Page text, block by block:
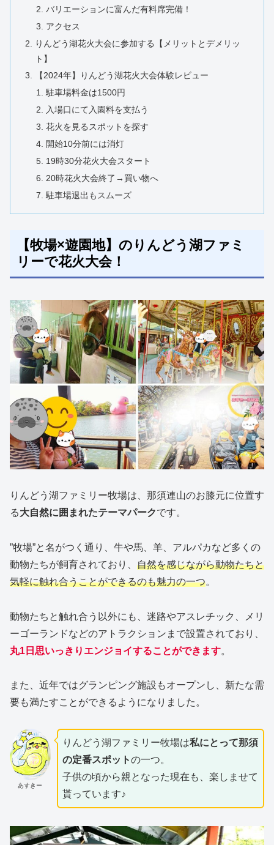
バリエーションに富んだ有料席完備！
アクセス
りんどう湖花火大会に参加する【メリットとデメリッ
ト】
【2024年】りんどう湖花火大会体験レビュー
駐車場料金は1500円
入場口にて入園料を支払う
花火を見るスポットを探す
開始10分前には消灯
19時30分花火大会スタート
20時花火大会終了→買い物へ
駐車場退出もスムーズ
【牧場×遊園地】のりんどう湖ファミ
リーで花火大会！
りんどう湖ファミリー牧場は、那須連山のお膝元に位置す
る大自然に囲まれたテーマパークです。
”牧場”と名がつく通り、牛や馬、羊、アルパカなど多くの
動物たちが飼育されており、 自然を感じながら動物たちと
気軽に触れ合うことができるのも魅力の一つ。
動物たちと触れ合う以外にも、迷路やアスレチック、メリ
ーゴーランドなどのアトラクションまで設置されており、
丸1日思いっきりエンジョイすることができます。
また、近年ではグランピング施設もオープンし、新たな需
要も満たすことができるようになりました。
あすきー
りんどう湖ファミリー牧場は私にとって那須
の定番スポットの一つ。
子供の頃から親となった現在も、楽しませて
貰っています♪